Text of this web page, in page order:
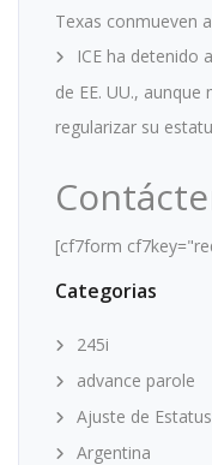
Texas conmueven
ICE ha detenido
de EE. UU.,
regularizar su
[cf7form
Categorias
245i
advance parole
Ajuste de Estatus
Argentina